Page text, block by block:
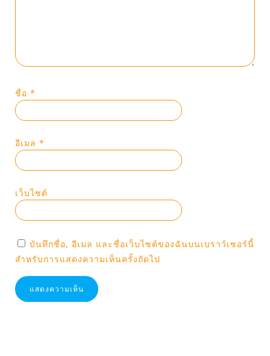
ชื่อ *
อีเมล *
เว็บไซต์
บันทึกชื่อ, อีเมล และชื่อเว็บไซต์ของฉันบนเบราว์เซอร์นี้
สำหรับการแสดงความเห็นครั้งถัดไป